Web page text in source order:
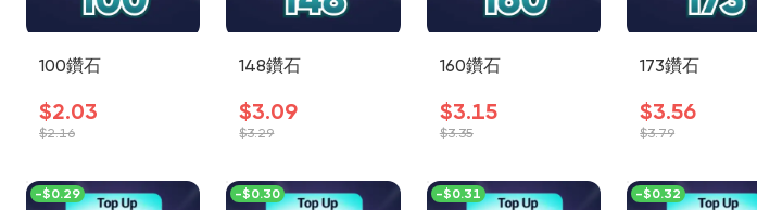
100鑽石
$2.03
$2.16
148鑽石
$3.09
$3.29
160鑽石
$3.15
$3.35
173鑽石
$3.56
$3.79
-$0.29 -$0.30 -$0.31 -$0.32